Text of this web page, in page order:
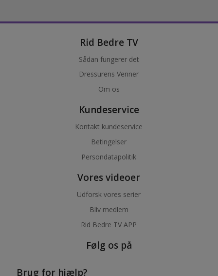
Rid Bedre TV
Sådan fungerer det
Dressurens Venner
Om os
Kundeservice
Kontakt kundeservice
Betingelser
Persondatapolitik
Vores videoer
Udforsk vores serier
Bliv medlem
Rid Bedre TV APP
Følg os på
Brug for hjælp?